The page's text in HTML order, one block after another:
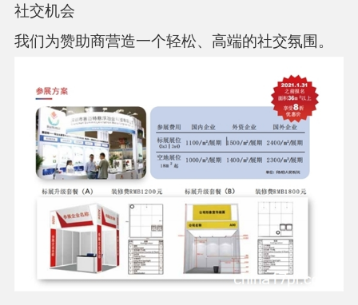
社交机会
我们为赞助商营造一个轻松、高端的社交氛围。